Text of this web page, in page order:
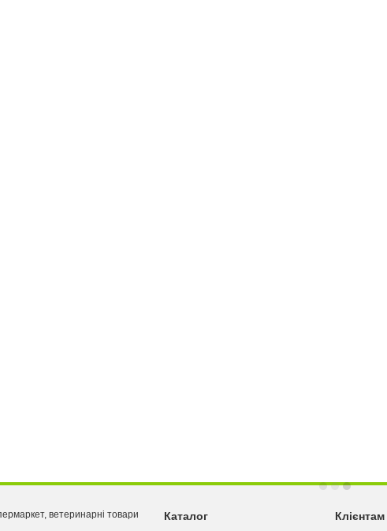
Каталог Клієнтам